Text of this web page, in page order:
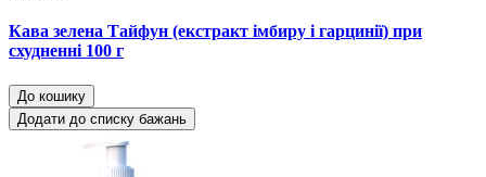
Кава зелена Тайфун (екстракт імбиру і гарцинії) при
схудненні 100 г
До кошику
Додати до списку бажань